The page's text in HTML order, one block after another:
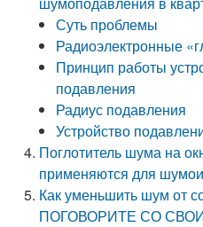
Суть проблемы
Радиоэлектронные
Принцип работы
подавления
Радиус подавления
Устройство
Поглотитель шума на
применяются для
Как уменьшить шум от
ПОГОВОРИТЕ СО